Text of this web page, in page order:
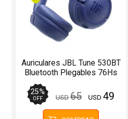
Auriculares JBL Tune 530BT
Bluetooth Plegables 76Hs
Azul - Manos libres
25%
OFF USD65 USD 49